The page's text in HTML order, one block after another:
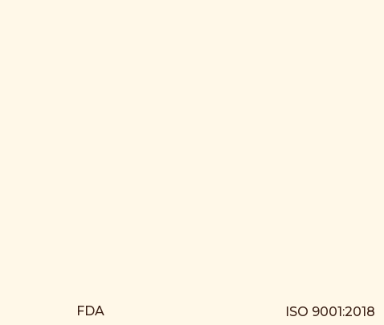
FDA ISO 9001:2018